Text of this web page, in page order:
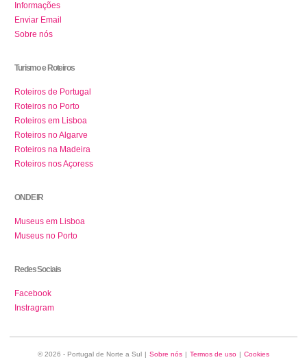
Informações
Enviar Email
Sobre nós
Turismo e Roteiros
Roteiros de Portugal
Roteiros no Porto
Roteiros em Lisboa
Roteiros no Algarve
Roteiros na Madeira
Roteiros nos Açoress
ONDE IR
Museus em Lisboa
Museus no Porto
Redes Sociais
Facebook
Instragram
© 2026 - Portugal de Norte a Sul | Sobre nós | Termos de uso | Cookies